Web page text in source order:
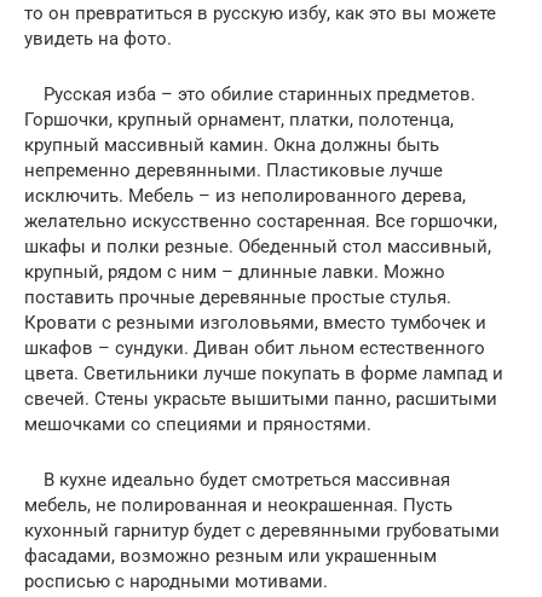
то он превратиться в русскую избу, как это вы можете
увидеть на фото.
Русская изба – это обилие старинных предметов.
Горшочки, крупный орнамент, платки, полотенца,
крупный массивный камин. Окна должны быть
непременно деревянными. Пластиковые лучше
исключить. Мебель – из неполированного дерева,
желательно искусственно состаренная. Все горшочки,
шкафы и полки резные. Обеденный стол массивный,
крупный, рядом с ним – длинные лавки. Можно
поставить прочные деревянные простые стулья.
Кровати с резными изголовьями, вместо тумбочек и
шкафов – сундуки. Диван обит льном естественного
цвета. Светильники лучше покупать в форме лампад и
свечей. Стены украсьте вышитыми панно, расшитыми
мешочками со специями и пряностями.
В кухне идеально будет смотреться массивная
мебель, не полированная и неокрашенная. Пусть
кухонный гарнитур будет с деревянными грубоватыми
фасадами, возможно резным или украшенным
росписью с народными мотивами.